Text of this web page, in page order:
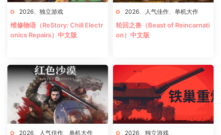
2026 独立游戏
维修物语（ReStory: Chill Electr
onics Repairs）中文版
2026 人气佳作 单机大作
轮回之兽（Beast of Reincarnati
on）中文版
2026 人气佳作 单机大作 2026 独立游戏